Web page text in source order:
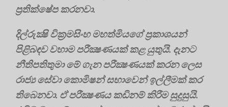
ප්‍රතික්ෂේප කරනවා.
දිල්රුක්‍ෂි වික්‍රමසිංහ මහත්මියගේ ප්‍රකාශයන්
පිළිබඳව වහාම පරීක්‍ෂණයක් කළ යුතුයි. දැනට
නීතිපතිතුමා මේ ගැන පරීක්‍ෂණයක් කරන ලෙස
රාජ්‍ය සේවා කොමිෂන් සභාවෙන් ඉල්ලීමක් කර
තිබෙනවා. ඒ පරීක්‍ෂණය කඩිනම් කිරීම සුදුසුයි.